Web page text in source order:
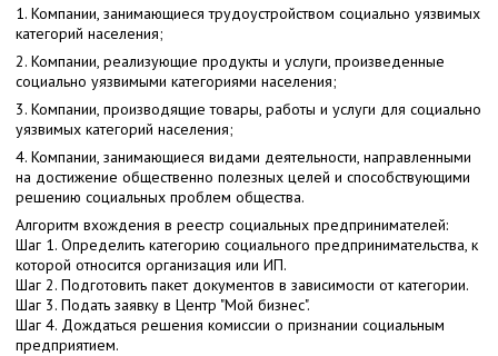
1. Компании, занимающиеся трудоустройством социально уязвимых
категорий населения;
2. Компании, реализующие продукты и услуги, произведенные
социально уязвимыми категориями населения;
3. Компании, производящие товары, работы и услуги для социально
уязвимых категорий населения;
4. Компании, занимающиеся видами деятельности, направленными
на достижение общественно полезных целей и способствующими
решению социальных проблем общества.
Алгоритм вхождения в реестр социальных предпринимателей:
Шаг 1. Определить категорию социального предпринимательства, к
которой относится организация или ИП.
Шаг 2. Подготовить пакет документов в зависимости от категории.
Шаг 3. Подать заявку в Центр "Мой бизнес".
Шаг 4. Дождаться решения комиссии о признании социальным
предприятием.